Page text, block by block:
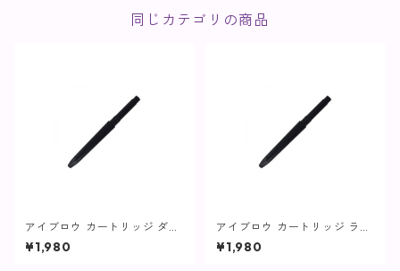
同じカテゴリの商品
アイブロウ カートリッジ ダー
クブラウン【ヴィプランツ】
¥1,980
アイブロウ カートリッジ ライ
トブラウン【ヴィプランツ】
¥1,980